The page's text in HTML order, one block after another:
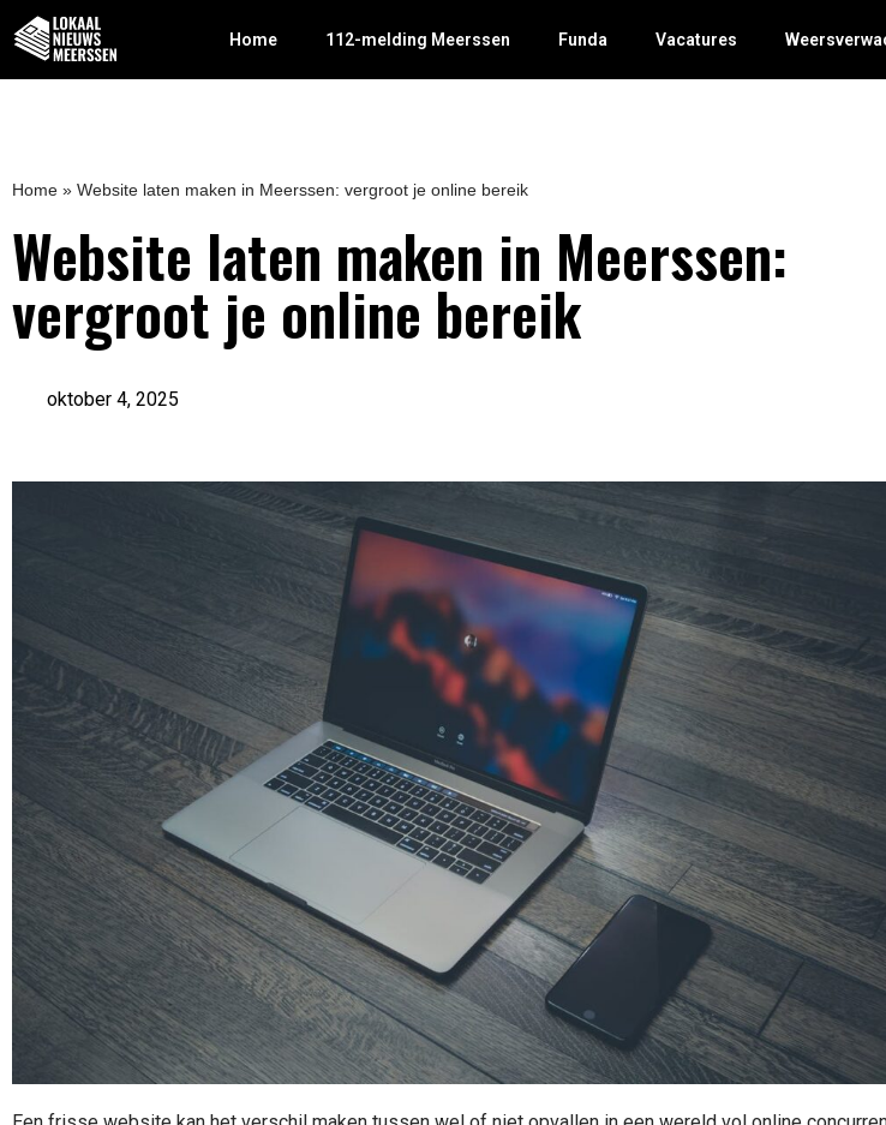
Home 112-melding Meerssen Funda Vacatures
Home » Website laten maken in Meerssen: vergroot je online bereik
Website laten maken in Meerssen:
vergroot je online bereik
oktober 4, 2025